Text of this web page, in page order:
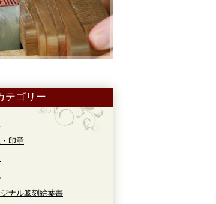
テゴリー
印章
ナル篆刻絵葉書